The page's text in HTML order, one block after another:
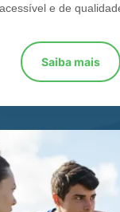
e de
Saiba mais